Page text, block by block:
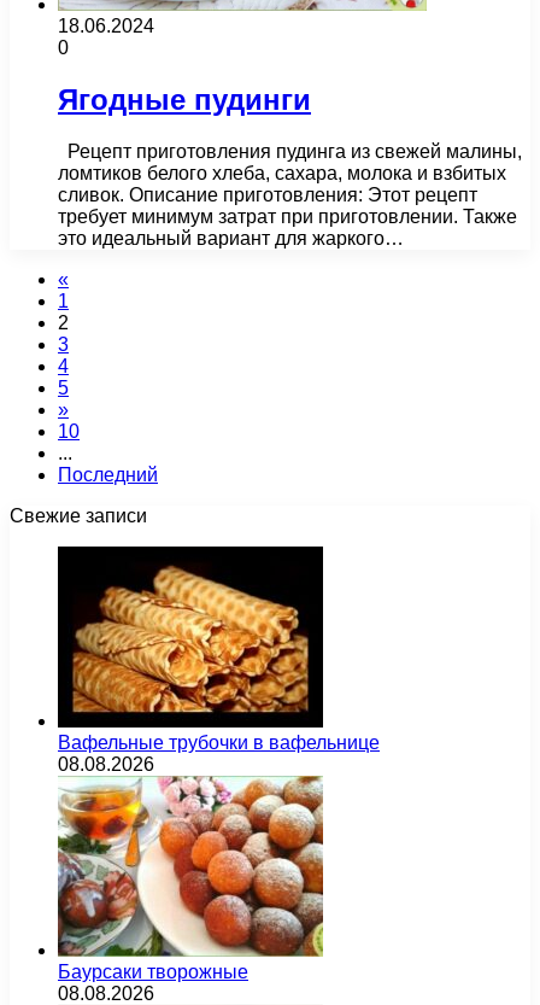
18.06.2024
0
Ягодные пудинги
Рецепт приготовления пудинга из свежей малины,
ломтиков белого хлеба, сахара, молока и взбитых
сливок. Описание приготовления: Этот рецепт
требует минимум затрат при приготовлении. Также
это идеальный вариант для жаркого…
«
1
2
3
4
5
»
10
...
Последний
Свежие записи
Вафельные трубочки в вафельнице
08.08.2026
Баурсаки творожные
08.08.2026